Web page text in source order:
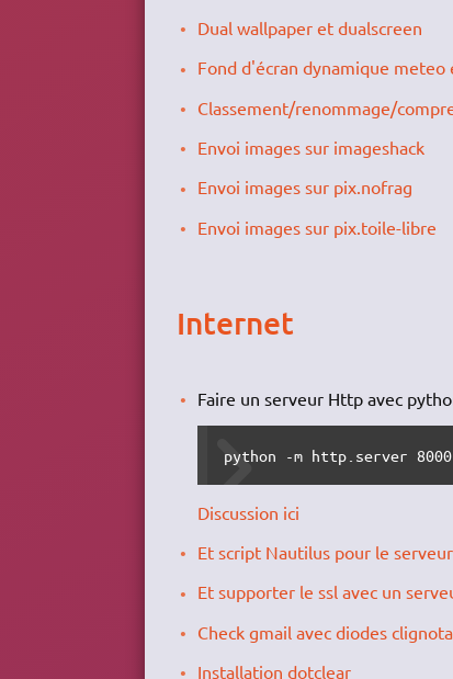
Dual wallpaper et dualscreen
Fond d'écran dynamique meteo
Classement/renommage/
Envoi images sur imageshack
Envoi images sur pix.nofrag
Envoi images sur pix.toile-libre
Internet
Faire un serveur Http avec
python -m http.server 8000
Discussion ici
Et script Nautilus pour le
Et supporter le ssl avec un
Check gmail avec diodes
Installation dotclear